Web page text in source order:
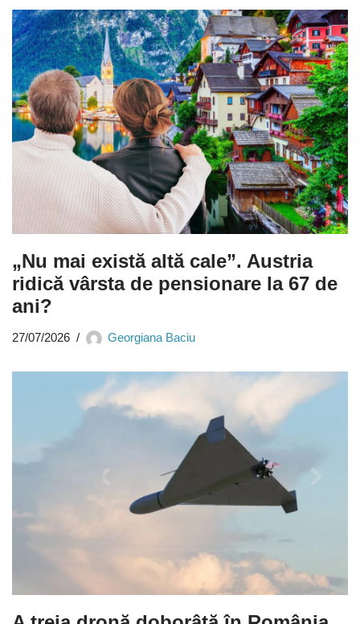
„Nu mai există altă cale”. Austria
ridică vârsta de pensionare la 67 de
ani?
27/07/2026 Georgiana Baciu